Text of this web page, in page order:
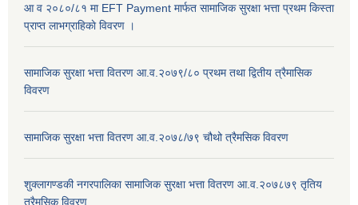
आ व २०८०/८१ मा EFT Payment मार्फत सामाजिक सुरक्षा भत्ता प्रथम किस्ता
प्राप्त लाभग्राहिकाे विवरण ।
सामाजिक सुरक्षा भत्ता वितरण आ.व.२०७९/८० प्रथम तथा द्वितीय त्रैमासिक
विवरण
सामाजिक सुरक्षा भत्ता वितरण आ.व.२०७८/७९ चौथो त्रैमसिक विवरण
शुक्लागण्डकी नगरपालिका सामाजिक सुरक्षा भत्ता वितरण आ.व.२०७८७९ तृतिय
त्रैमसिक विवरण